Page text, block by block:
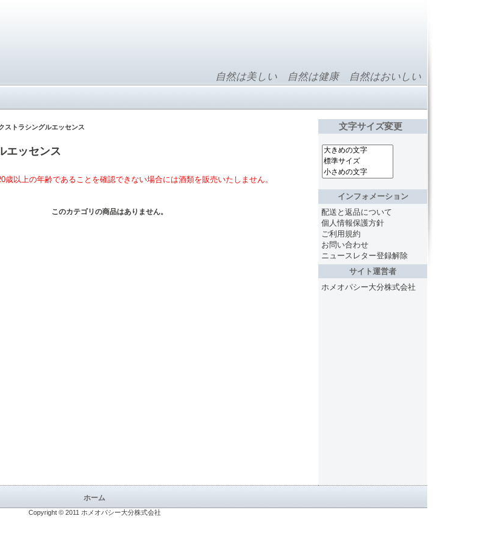
自然は美しい 自然は健康 自然はおいしい
ストラシングルエッセンス
エッセンス
以上の年齢であることを確認できない場合には酒類を販売いたしません。
このカテゴリの商品はありません。
文字サイズ変更
インフォメーション
配送と返品について
個人情報保護方針
ご利用規約
お問い合わせ
ニュースレター登録解除
サイト運営者
ホメオパシー大分株式会社
ホーム
Copyright © 2011 ホメオパシー大分株式会社